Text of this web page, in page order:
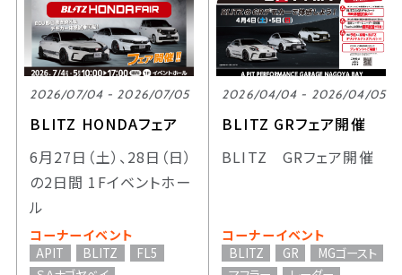
2026/07/04 - 2026/07/05
BLITZ HONDAフェア
6月27日（土）、28日（日）
の2日間 1Fイベントホー
ル
コーナーイベント
APIT
BLITZ
FL5
2026/04/04 - 2026/04/05
BLITZ GRフェア開催
BLITZ GRフェア開催
コーナーイベント
BLITZ
GR
MGゴースト